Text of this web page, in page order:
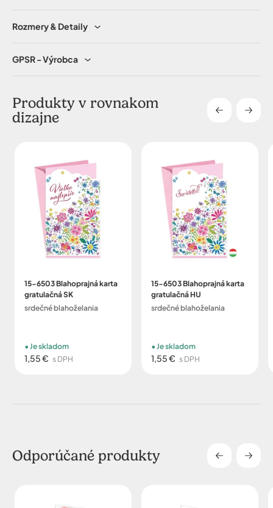
Rozmery & Detaily
GPSR - Výrobca
Produkty v rovnakom
dizajne
15-6503 Blahoprajná karta
gratulačná SK
srdečné blahoželania
1,55 € s DPH
Je skladom
15-6503 Blahoprajná karta
gratulačná HU
srdečné blahoželania
1,55 € s DPH
Je skladom
Odporúčané produkty